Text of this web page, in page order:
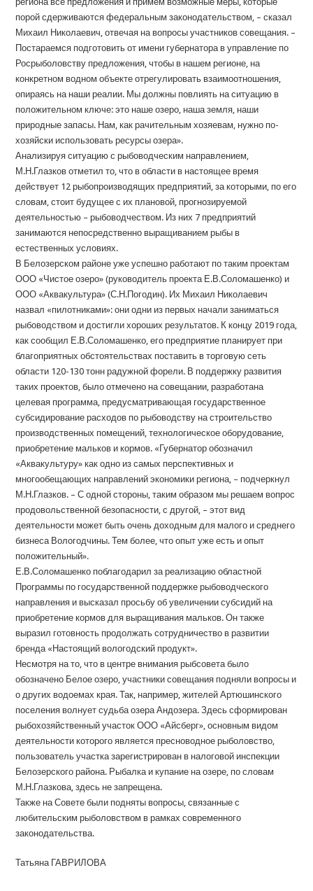
порой сдерживаются федеральным законодательством, – сказал
Михаил Николаевич, отвечая на вопросы участников совещания. –
Постараемся подготовить от имени губернатора в управление по
Росрыболовству предложения, чтобы в нашем регионе, на
конкретном водном объекте отрегулировать взаимоотношения,
опираясь на наши реалии. Мы должны повлиять на ситуацию в
положительном ключе: это наше озеро, наша земля, наши
природные запасы. Нам, как рачительным хозяевам, нужно по-
хозяйски использовать ресурсы озера».
Анализируя ситуацию с рыбоводческим направлением,
М.Н.Глазков отметил то, что в области в настоящее время
действует 12 рыбопроизводящих предприятий, за которыми, по его
словам, стоит будущее с их плановой, прогнозируемой
деятельностью – рыбоводчеством. Из них 7 предприятий
занимаются непосредственно выращиванием рыбы в
естественных условиях.
В Белозерском районе уже успешно работают по таким проектам
ООО «Чистое озеро» (руководитель проекта Е.В.Соломашенко) и
ООО «Аквакультура» (С.Н.Погодин). Их Михаил Николаевич
назвал «пилотниками»: они одни из первых начали заниматься
рыбоводством и достигли хороших результатов. К концу 2019 года,
как сообщил Е.В.Соломашенко, его предприятие планирует при
благоприятных обстоятельствах поставить в торговую сеть
области 120-130 тонн радужной форели. В поддержку развития
таких проектов, было отмечено на совещании, разработана
целевая программа, предусматривающая государственное
субсидирование расходов по рыбоводству на строительство
производственных помещений, технологическое оборудование,
приобретение мальков и кормов. «Губернатор обозначил
«Аквакультуру» как одно из самых перспективных и
многообещающих направлений экономики региона, – подчеркнул
М.Н.Глазков. – С одной стороны, таким образом мы решаем вопрос
продовольственной безопасности, с другой, – этот вид
деятельности может быть очень доходным для малого и среднего
бизнеса Вологодчины. Тем более, что опыт уже есть и опыт
положительный».
Е.В.Соломашенко поблагодарил за реализацию областной
Программы по государственной поддержке рыбоводческого
направления и высказал просьбу об увеличении субсидий на
приобретение кормов для выращивания мальков. Он также
выразил готовность продолжать сотрудничество в развитии
бренда «Настоящий вологодский продукт».
Несмотря на то, что в центре внимания рыбсовета было
обозначено Белое озеро, участники совещания подняли вопросы и
о других водоемах края. Так, например, жителей Артюшинского
поселения волнует судьба озера Андозера. Здесь сформирован
рыбохозяйственный участок ООО «Айсберг», основным видом
деятельности которого является пресноводное рыболовство,
пользователь участка зарегистрирован в налоговой инспекции
Белозерского района. Рыбалка и купание на озере, по словам
М.Н.Глазкова, здесь не запрещена.
Также на Совете были подняты вопросы, связанные с
любительским рыболовством в рамках современного
законодательства.
Татьяна ГАВРИЛОВА